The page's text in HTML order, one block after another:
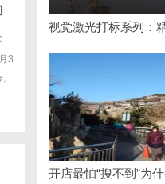
3
视觉激光打标系列：